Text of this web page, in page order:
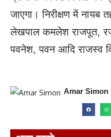
जाएगा। निरीक्षण में नायब
लेखपाल कमलेश राजपूत,
पवनेश, पवन आदि राजस्व
Amar Simon